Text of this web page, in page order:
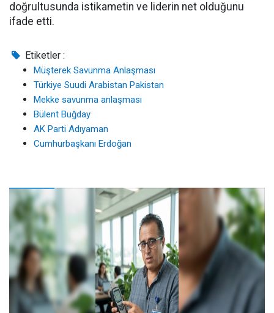
doğrultusunda istikametin ve liderin net olduğunu
ifade etti.
Etiketler :
Müşterek Savunma Anlaşması
Türkiye Suudi Arabistan Pakistan
Mekke savunma anlaşması
Bülent Buğday
AK Parti Adıyaman
Cumhurbaşkanı Erdoğan